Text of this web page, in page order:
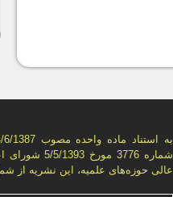
شماره 3776
عالی حوزه‌های علميه، اين نشريه از شماره 31 حائز رتـبه «علمی -